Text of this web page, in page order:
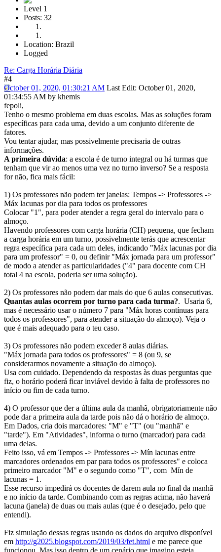
Level 1
Posts: 32
Location: Brazil
Logged
Re: Carga Horária Diária
#4
October 01, 2020, 01:30:21 AM Last Edit: October 01, 2020,
01:34:55 AM by khemis
fepoli,
Tenho o mesmo problema em duas escolas. Mas as soluções foram
específicas para cada uma, devido a um conjunto diferente de
fatores.
Vou tentar ajudar, mas possivelmente precisaria de outras
informações.
A primeira dúvida: a escola é de turno integral ou há turmas que
tenham que vir ao menos uma vez no turno inverso? Se a resposta
for não, fica mais fácil:
1) Os professores não podem ter janelas: Tempos -> Professores ->
Máx lacunas por dia para todos os professores
Colocar "1", para poder atender a regra geral do intervalo para o
almoço.
Havendo professores com carga horária (CH) pequena, que fecham
a carga horária em um turno, possivelmente terás que acrescentar
regra específica para cada um deles, indicando "Máx lacunas por dia
para um professor" = 0, ou definir "Máx jornada para um professor"
de modo a atender as particularidades ("4" para docente com CH
total 4 na escola, poderia ser uma solução).
2) Os professores não podem dar mais do que 6 aulas consecutivas.
Quantas aulas ocorrem por turno para cada turma?. Usaria 6,
mas é necessário usar o número 7 para "Máx horas contínuas para
todos os professores", para atender a situação do almoço). Veja o
que é mais adequado para o teu caso.
3) Os professores não podem exceder 8 aulas diárias.
"Máx jornada para todos os professores" = 8 (ou 9, se
considerarmos novamente a situação do almoço).
Usa com cuidado. Dependendo da respostas às duas perguntas que
fiz, o horário poderá ficar inviável devido à falta de professores no
início ou fim de cada turno.
4) O professor que der a última aula da manhã, obrigatoriamente não
pode dar a primeira aula da tarde pois não dá o horário de almoço.
Em Dados, cria dois marcadores: "M" e "T" (ou "manhã" e
"tarde"). Em "Atividades", informa o turno (marcador) para cada
uma delas.
Feito isso, vá em Tempos -> Professores -> Mín lacunas entre
marcadores ordenados em par para todos os professores" e coloca
primeiro marcador "M" e o segundo como "T", com Mín de
lacunas = 1.
Esse recurso impedirá os docentes de darem aula no final da manhã
e no início da tarde. Combinando com as regras acima, não haverá
lacuna (janela) de duas ou mais aulas (que é o desejado, pelo que
entendi).
Fiz simulação dessas regras usando os dados do arquivo disponível
em http://g2025.blogspot.com/2019/03/fet.html e me parece que